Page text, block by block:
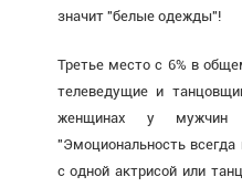
значит "белые одежды"!
Третье место с 6% в
телеведущие и
женщинах у мужчин
"Эмоциональность
с одной актрисой или